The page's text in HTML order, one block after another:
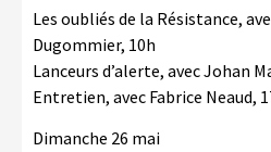
Les oubliés de la Résistance,
Dugommier, 10h
Lanceurs d’alerte, avec Johan
Entretien, avec Fabrice Neaud,
Dimanche 26 mai